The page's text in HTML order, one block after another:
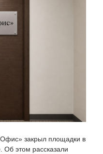
закрыл площадки в
Об этом рассказали